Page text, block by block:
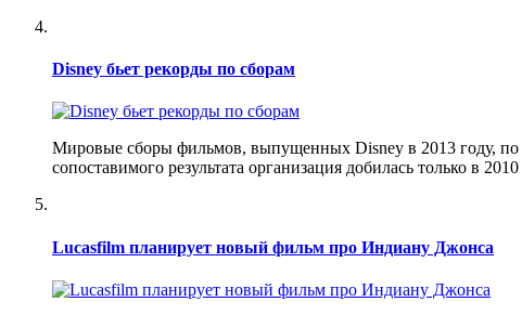
Disney бьет рекорды по сборам
Мировые сборы фильмов, выпущенных Disney в 2013 году,
сопоставимого результата организация добилась только в
Lucasfilm планирует новый фильм про Индиану Джонса